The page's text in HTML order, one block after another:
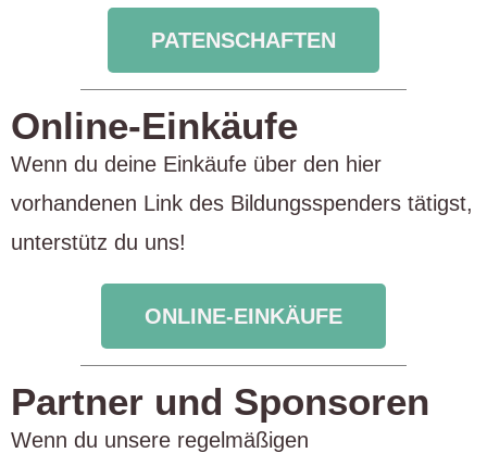
PATENSCHAFTEN
Online-Einkäufe
Wenn du deine Einkäufe über den hier
vorhandenen Link des Bildungsspenders tätigst,
unterstütz du uns!
ONLINE-EINKÄUFE
Partner und Sponsoren
Wenn du unsere regelmäßigen